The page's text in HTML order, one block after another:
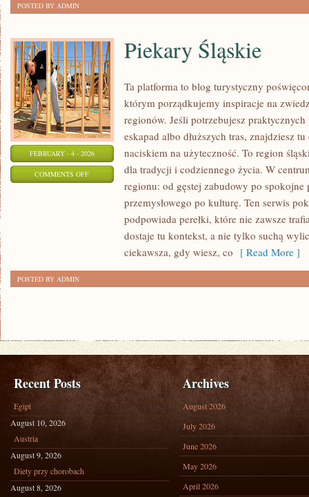
POSTED BY ADMIN
FEBRUARY - 4 - 2026
COMMENTS OFFON
Piekary Śląskie
Ta platforma to blog turystyczny
którym porządkujemy inspiracje na
regionów. Jeśli potrzebujesz
eskapad albo dłuższych tras, znajdziesz
naciskiem na użyteczność. To region
dla tradycji i codziennego życia. W
regionu: od gęstej zabudowy po
przemysłowego po kulturę. Ten serwis
podpowiada perełki, które nie zawsze
dostaje tu kontekst, a nie tylko suchą
ciekawsza, gdy wiesz, co [ Read More ]
POSTED BY ADMIN
Recent Posts
Egipt
August 10, 2026
Austria
August 9, 2026
Diety przy chorobach
August 8, 2026
Archives
August 2026
July 2026
June 2026
May 2026
April 2026